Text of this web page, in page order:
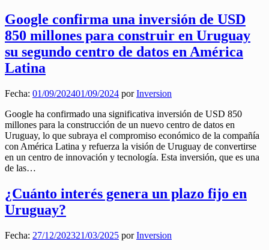
Google confirma una inversión de USD
850 millones para construir en Uruguay
su segundo centro de datos en América
Latina
Fecha: 01/09/202401/09/2024 porInversion
Google ha confirmado una significativa inversión de USD 850
millones para la construcción de un nuevo centro de datos en
Uruguay, lo que subraya el compromiso económico de la compañía
con América Latina y refuerza la visión de Uruguay de convertirse
en un centro de innovación y tecnología. Esta inversión, que es una
de las…
¿Cuánto interés genera un plazo fijo en
Uruguay?
Fecha: 27/12/202321/03/2025 porInversion